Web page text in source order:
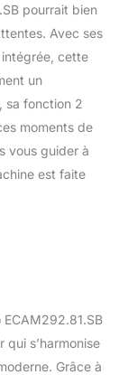
pourrait bien
Avec ses
cette
un
sa fonction 2
moments de
vous guider à
est faite
s’harmonise
Grâce à